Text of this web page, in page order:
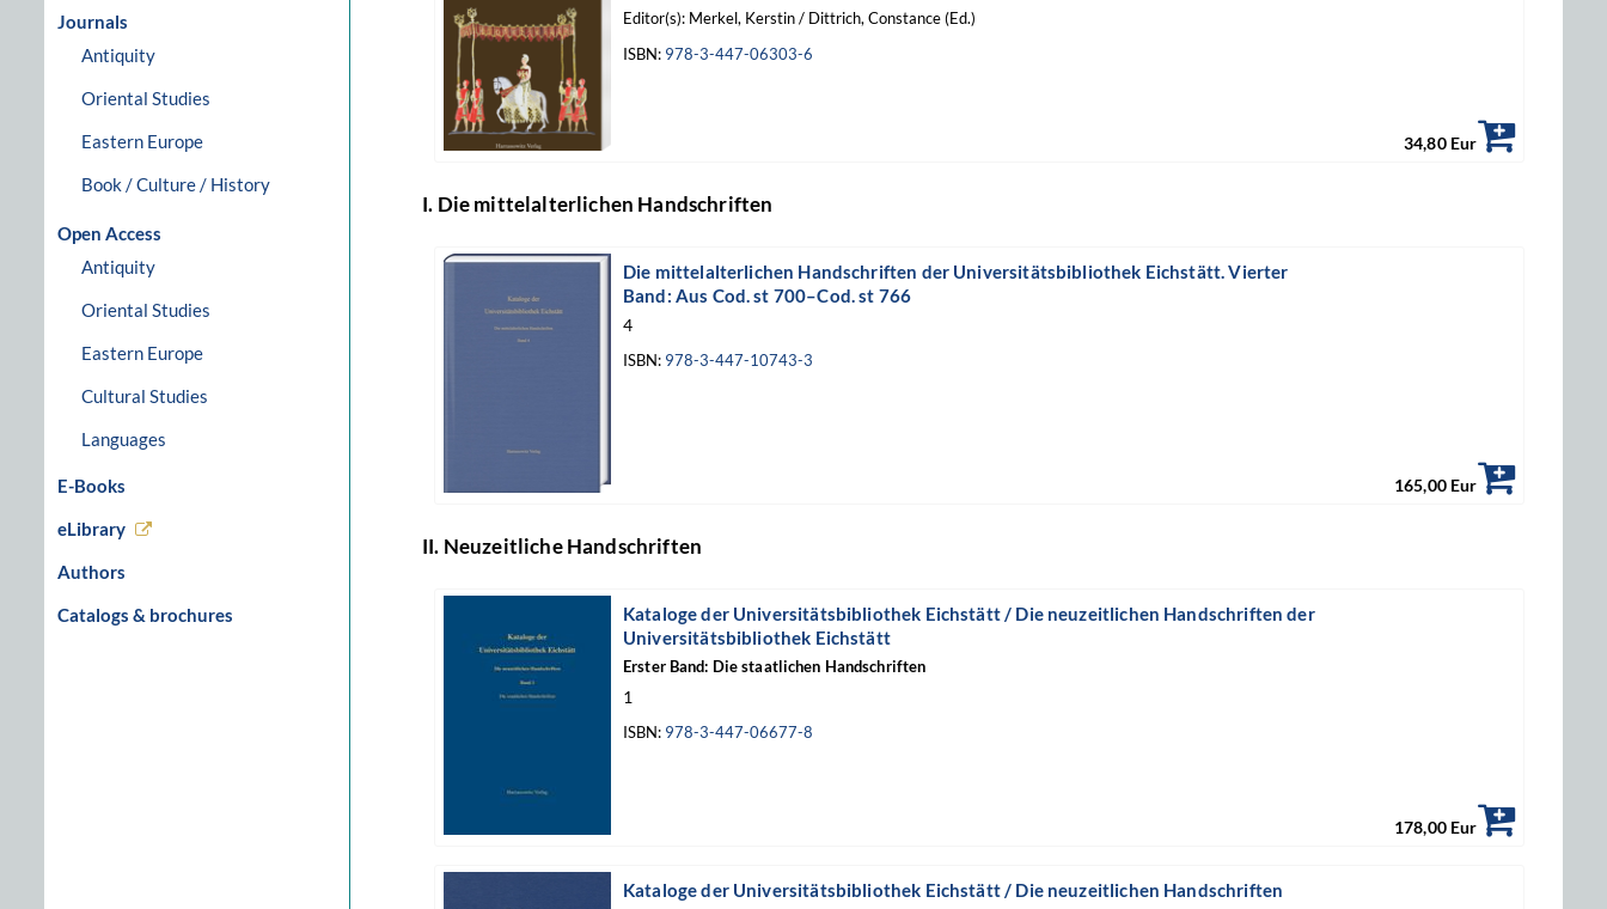
Journals
Antiquity
Oriental Studies
Eastern Europe
Book / Culture / History
Open Access
Antiquity
Oriental Studies
Eastern Europe
Cultural Studies
Languages
E-Books
eLibrary
Authors
Catalogs & brochures
Editor(s): Merkel, Kerstin / Dittrich, Constance (Ed.)
ISBN: 978-3-447-06303-6
34,80 Eur
I. Die mittelalterlichen Handschriften
Die mittelalterlichen Handschriften der Universitätsbibliothek Eichstätt. Vierter
Band: Aus Cod. st 700–Cod. st 766
4
ISBN: 978-3-447-10743-3
165,00 Eur
II. Neuzeitliche Handschriften
Kataloge der Universitätsbibliothek Eichstätt / Die neuzeitlichen Handschriften der
Universitätsbibliothek Eichstätt
Erster Band: Die staatlichen Handschriften
1
ISBN: 978-3-447-06677-8
178,00 Eur
Kataloge der Universitätsbibliothek Eichstätt / Die neuzeitlichen Handschriften